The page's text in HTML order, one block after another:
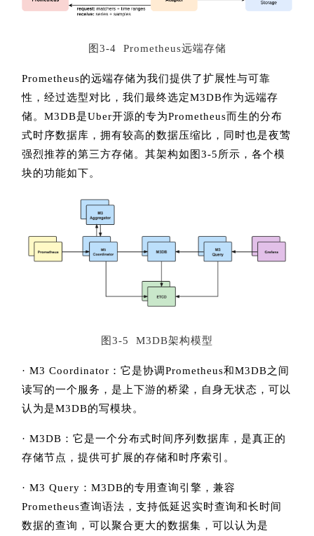
图3-4 Prometheus远端存储
Prometheus的远端存储为我们提供了扩展性与可靠
性，经过选型对比，我们最终选定M3DB作为远端存
储。M3DB是Uber开源的专为Prometheus而生的分布
式时序数据库，拥有较高的数据压缩比，同时也是夜莺
强烈推荐的第三方存储。其架构如图3-5所示，各个模
块的功能如下。
图3-5 M3DB架构模型
· M3 Coordinator：它是协调Prometheus和M3DB之间
读写的一个服务，是上下游的桥梁，自身无状态，可以
认为是M3DB的写模块。
· M3DB：它是一个分布式时间序列数据库，是真正的
存储节点，提供可扩展的存储和时序索引。
· M3 Query：M3DB的专用查询引擎，兼容
Prometheus查询语法，支持低延迟实时查询和长时间
数据的查询，可以聚合更大的数据集，可以认为是